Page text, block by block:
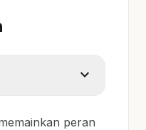
expand_more
peran